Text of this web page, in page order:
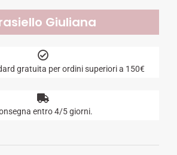
Giuliana
gratuita per ordini superiori a 150€
entro 4/5 giorni.